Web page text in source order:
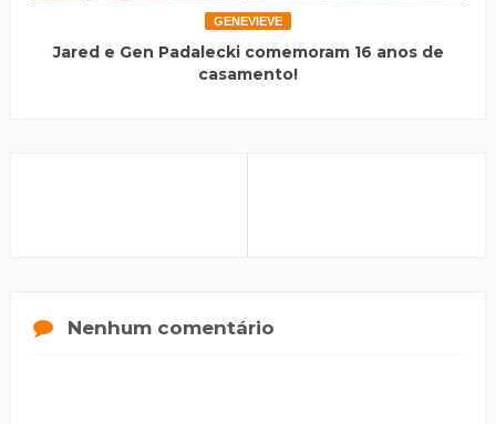
GENEVIEVE
Jared e Gen Padalecki comemoram 16 anos de
casamento!
Nenhum comentário